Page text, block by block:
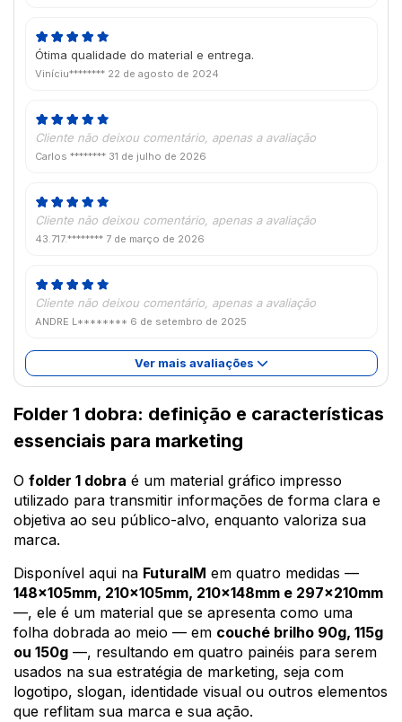
Ótima qualidade do material e entrega.
Viníciu******** 22 de agosto de 2024
Cliente não deixou comentário, apenas a avaliação
Carlos ******** 31 de julho de 2026
Cliente não deixou comentário, apenas a avaliação
43.717.******** 7 de março de 2026
Cliente não deixou comentário, apenas a avaliação
ANDRE L******** 6 de setembro de 2025
Ver mais avaliações
Folder 1 dobra: definição e características
essenciais para marketing
O folder 1 dobra é um material gráfico impresso
utilizado para transmitir informações de forma clara e
objetiva ao seu público-alvo, enquanto valoriza sua
marca.
Disponível aqui na FuturaIM em quatro medidas —
148x105mm, 210x105mm, 210x148mm e 297x210mm
—, ele é um material que se apresenta como uma
folha dobrada ao meio — em couché brilho 90g, 115g
ou 150g —, resultando em quatro painéis para serem
usados na sua estratégia de marketing, seja com
logotipo, slogan, identidade visual ou outros elementos
que reflitam sua marca e sua ação.